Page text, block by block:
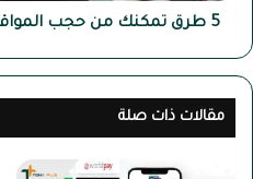
الكمبيوتر
5 طرق تمكنك من حجب المواقع الإباحية على جهاز الكمبيوتر
مقالات ذات صلة